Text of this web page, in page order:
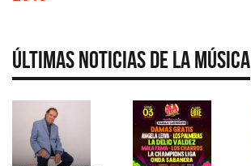
Últimas Noticias de la Música